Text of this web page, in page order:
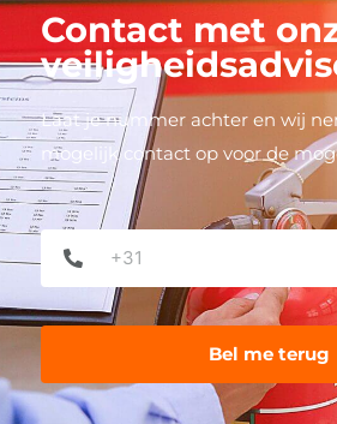
Contact met
Laat je nummer achter en wij
mogelijk contact op voor de